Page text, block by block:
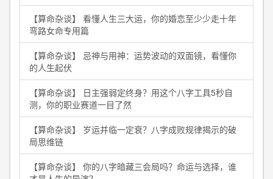
【算命杂谈】 看懂人生三大运，你的婚恋至少少走十年
弯路女命专用篇
【算命杂谈】 忌神与用神：运势波动的双面镜，看懂你
的人生起伏
【算命杂谈】 日主强弱定终身？用这个八字工具5秒自
测，你的职业赛道一目了然
【算命杂谈】 岁运并临一定衰？八字成败规律揭示的破
局思维链
【算命杂谈】 你的八字暗藏三会局吗？命运与选择，谁